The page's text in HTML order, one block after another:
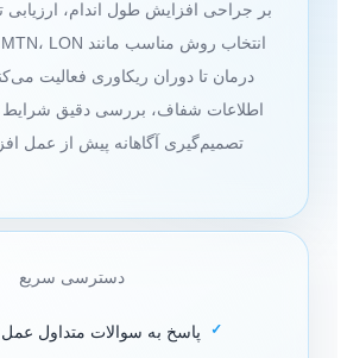
بر جراحی افزایش طول اندام، ارزیابی
درمان تا دوران ریکاوری فعالیت
اطلاعات شفاف، بررسی دقیق شرایط
تصمیم‌گیری آگاهانه پیش از عمل
دسترسی سریع
پاسخ به سوالات متداول عمل